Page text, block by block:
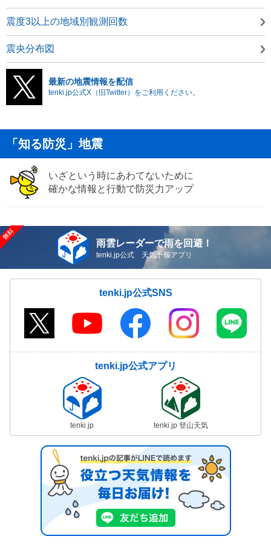
震度3以上の地域別観測回数
震央分布図
最新の地震情報を配信
tenki.jp公式X（旧Twitter）をご利用ください。
「知る防災」地震
いざという時にあわてないために
確かな情報と行動で防災力アップ
雨雲レーダーで雨を回避！
tenki.jp公式 天気予報アプリ
tenki.jp公式SNS
tenki.jp公式アプリ
tenki.jp tenki.jp 登山天気